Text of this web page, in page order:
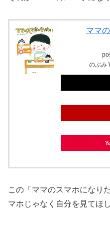
ママ
のぶみ
この「ママのスマホになり
マホじゃなく自分を見てほ